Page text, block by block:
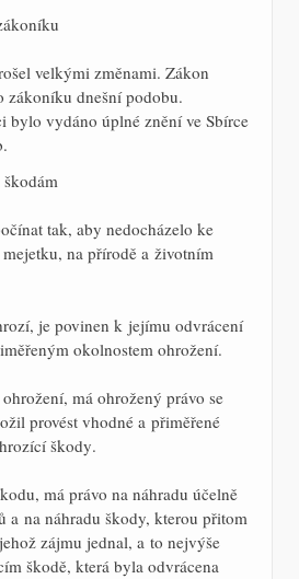
velkými změnami. Zákon
zákoníku dnešní podobu.
bylo vydáno úplné znění ve Sbírce
tak, aby nedocházelo ke
na přírodě a životním
je povinen k jejímu odvrácení
okolnostem ohrožení.
ohrožení, má ohrožený právo se
provést vhodné a přiměřené
škody.
má právo na náhradu účelně
a na náhradu škody, kterou přitom
zájmu jednal, a to nejvýše
škodě, která byla odvrácena